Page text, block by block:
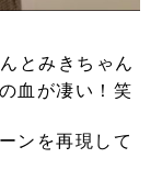
とみきちゃん
血が凄い！笑
ンを再現して